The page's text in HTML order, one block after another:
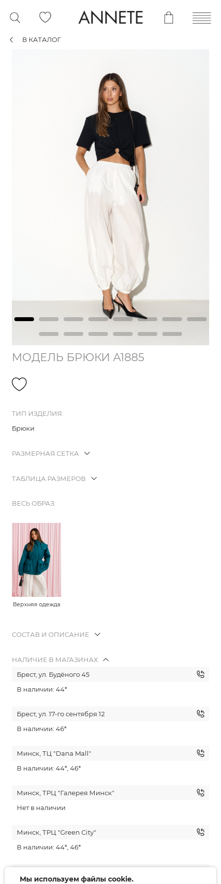
В КАТАЛОГ
МОДЕЛЬ БРЮКИ А1885
ТИП ИЗДЕЛИЯ:
Брюки
РАЗМЕРНАЯ СЕТКА
ТАБЛИЦА РАЗМЕРОВ
ВЕСЬ ОБРАЗ:
Верхняя одежда
СОСТАВ И ОПИСАНИЕ
НАЛИЧИЕ В МАГАЗИНАХ
Брест, ул. Будёного 45
В наличии: 44*
Брест, ул. 17-го сентября 12
В наличии: 46*
Минск, ТЦ "Dana Mall"
В наличии: 44*, 46*
Минск, ТРЦ "Галерея Минск"
Нет в наличии
Минск, ТРЦ "Green City"
В наличии: 44*, 46*
Мы используем файлы cookie.